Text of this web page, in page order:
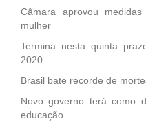
Câmara aprovou
mulher
Termina nesta quinta
2020
Brasil bate recorde de
Novo governo terá como
educação